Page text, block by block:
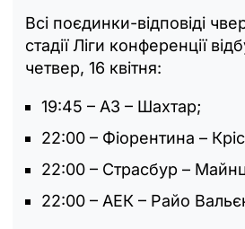
Всі поєдинки-відповіді
стадії Ліги конференції
четвер, 16 квітня:
19:45 – АЗ – Шахтар;
22:00 – Фіорентина –
22:00 – Страсбур –
22:00 – АЕК – Райо